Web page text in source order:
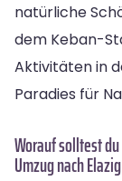
natürliche
dem Keban-
Aktivitäten in
Paradies für
Worauf solltest
Umzug nach